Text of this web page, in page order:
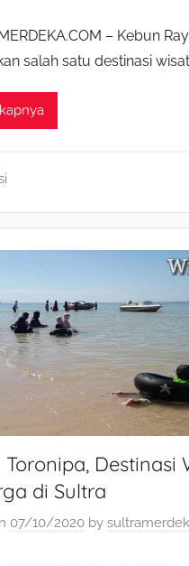
– Kebun
salah satu destinasi
Toronipa, Destinasi
di Sultra
07/10/2020 by